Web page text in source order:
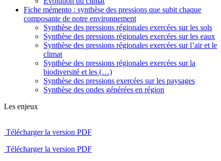
Fiche mémento : synthèse des pressions que subit chaque
composante de notre environnement
Synthèse des pressions régionales exercées sur les sols
Synthèse des pressions régionales exercées sur les eaux
Synthèse des pressions régionales exercées sur l’air et le
climat
Synthèse des pressions régionales exercées sur la
biodiversité et les (…)
Synthèse des pressions exercées sur les paysages
Synthèse des ondes générées en région
Les enjeux
Télécharger la version PDF
Télécharger la version PDF